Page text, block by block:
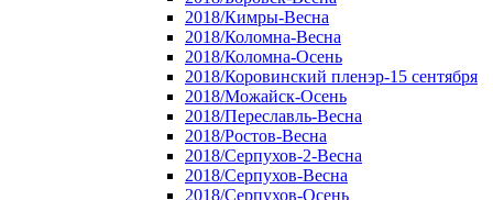
2018/Кимры-Весна
2018/Коломна-Весна
2018/Коломна-Осень
2018/Коровинский пленэр-15 сентября
2018/Можайск-Осень
2018/Переславль-Весна
2018/Ростов-Весна
2018/Серпухов-2-Весна
2018/Серпухов-Весна
2018/Серпухов-Осень